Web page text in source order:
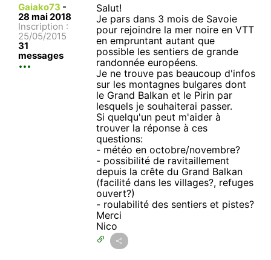
Gaiako73 -
28 mai 2018
Inscription :
25/05/2015
31
messages
Salut!
Je pars dans 3 mois de Savoie
pour rejoindre la mer noire en VTT
en empruntant autant que
possible les sentiers de grande
randonnée européens.
Je ne trouve pas beaucoup d'infos
sur les montagnes bulgares dont
le Grand Balkan et le Pirin par
lesquels je souhaiterai passer.
Si quelqu'un peut m'aider à
trouver la réponse à ces
questions:
- météo en octobre/novembre?
- possibilité de ravitaillement
depuis la crête du Grand Balkan
(facilité dans les villages?, refuges
ouvert?)
- roulabilité des sentiers et pistes?
Merci
Nico